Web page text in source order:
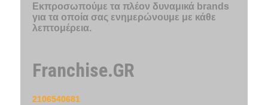
Εκπροσωπούμε τα πλέον δυναμικά brands
για τα οποία σας ενημερώνουμε με κάθε
λεπτομέρεια.
Franchise.GR
2106540681